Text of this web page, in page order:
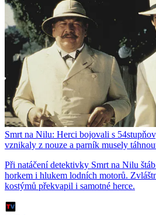
Smrt na Nilu: Herci bojovali s
vznikaly z nouze a parník musely
Při natáčení detektivky Smrt na Nilu
horkem i hlukem lodních motorů.
kostýmů překvapil i samotné herce.